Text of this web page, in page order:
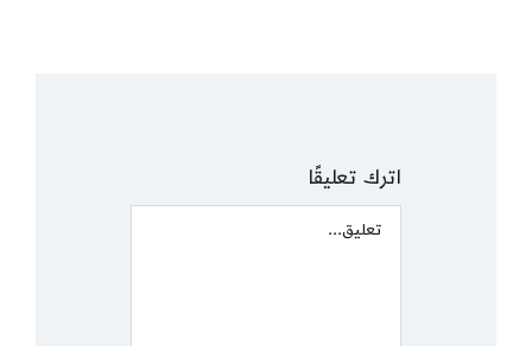
اترك تعليقًا
Comment